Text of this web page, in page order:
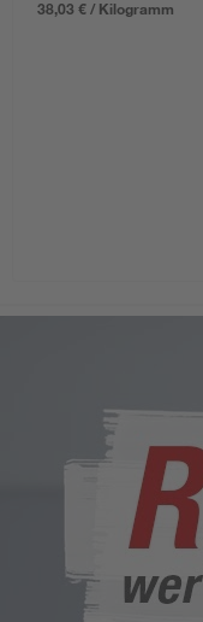
38,03 € / Kilogramm